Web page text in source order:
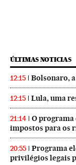
ÚLTIMAS NOTICIAS
12:15 Bolsonaro,
12:15 Lula, uma
21:14
O programa
impostos para os
20:55
Programa
privilégios legais